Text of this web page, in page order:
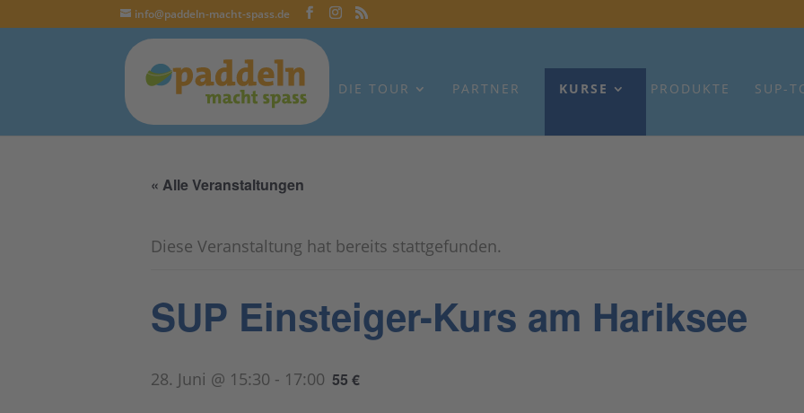
info@paddeln-macht-spass.de
DIE TOUR PARTNER KURSE PRODUKTE SUP-
« Alle Veranstaltungen
Diese Veranstaltung hat bereits stattgefunden.
SUP Einsteiger-Kurs am Hariksee
28. Juni @ 15:30 - 17:00 55 €